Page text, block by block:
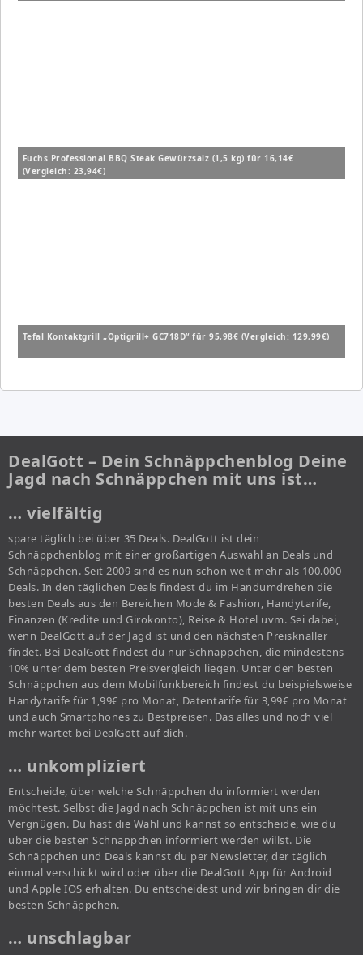
Fuchs Professional BBQ Steak Gewürzsalz (1,5 kg) für 16,14€
(Vergleich: 23,94€)
Tefal Kontaktgrill „Optigrill+ GC718D“ für 95,98€ (Vergleich: 129,99€)
DealGott – Dein Schnäppchenblog Deine
Jagd nach Schnäppchen mit uns ist…
… vielfältig
spare täglich bei über 35 Deals. DealGott ist dein
Schnäppchenblog mit einer großartigen Auswahl an Deals und
Schnäppchen. Seit 2009 sind es nun schon weit mehr als 100.000
Deals. In den täglichen Deals findest du im Handumdrehen die
besten Deals aus den Bereichen Mode & Fashion, Handytarife,
Finanzen (Kredite und Girokonto), Reise & Hotel uvm. Sei dabei,
wenn DealGott auf der Jagd ist und den nächsten Preisknaller
findet. Bei DealGott findest du nur Schnäppchen, die mindestens
10% unter dem besten Preisvergleich liegen. Unter den besten
Schnäppchen aus dem Mobilfunkbereich findest du beispielsweise
Handytarife für 1,99€ pro Monat, Datentarife für 3,99€ pro Monat
und auch Smartphones zu Bestpreisen. Das alles und noch viel
mehr wartet bei DealGott auf dich.
… unkompliziert
Entscheide, über welche Schnäppchen du informiert werden
möchtest. Selbst die Jagd nach Schnäppchen ist mit uns ein
Vergnügen. Du hast die Wahl und kannst so entscheide, wie du
über die besten Schnäppchen informiert werden willst. Die
Schnäppchen und Deals kannst du per Newsletter, der täglich
einmal verschickt wird oder über die DealGott App für Android
und Apple IOS erhalten. Du entscheidest und wir bringen dir die
besten Schnäppchen.
… unschlagbar